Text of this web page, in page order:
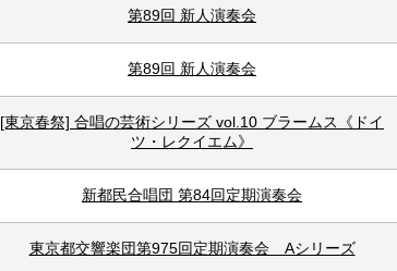
第89回 新人演奏会
第89回 新人演奏会
[東京春祭] 合唱の芸術シリーズ vol.10 ブラームス《ドイ
ツ・レクイエム》
新都民合唱団 第84回定期演奏会
東京都交響楽団第975回定期演奏会 Aシリーズ